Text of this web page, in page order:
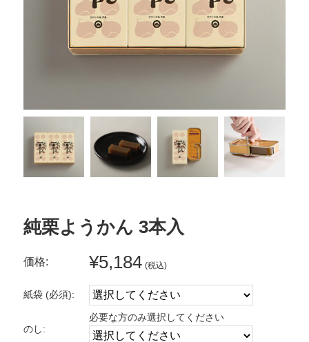
純栗ようかん 3本入
価格: ¥5,184 (税込)
紙袋 (必須):
のし:
必要な方のみ選択してください